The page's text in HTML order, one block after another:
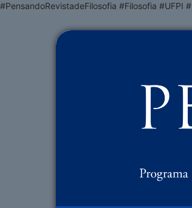
#PensandoRevistadeFilosofia #Filosofia #UFPI